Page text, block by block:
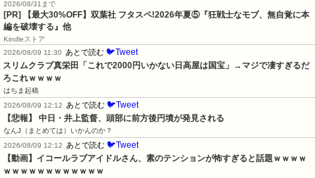
2026/08/31まで
[PR] 【最大30%OFF】双葉社 フタスペ!2026年夏⑤『狂戦士なモブ、無自覚に本
編を破壊する』他
Kindleストア
2026/08/09 11:30
あとで読む 🐦Tweet
スリムクラブ真栄田「これで2000円いかない日高屋は国宝」→マジで凄すぎるだ
ろこれｗｗｗｗ
はちま起稿
2026/08/09 12:12
あとで読む 🐦Tweet
【悲報】 中日・井上監督、頭部に前方後円墳が発見される
なんJ（まとめては）いかんのか？
2026/08/09 12:12
あとで読む 🐦Tweet
【動画】イコールラブアイドルさん、素のテンションが怖すぎると話題ｗｗｗｗ
ｗｗｗｗｗｗｗｗｗｗｗｗ